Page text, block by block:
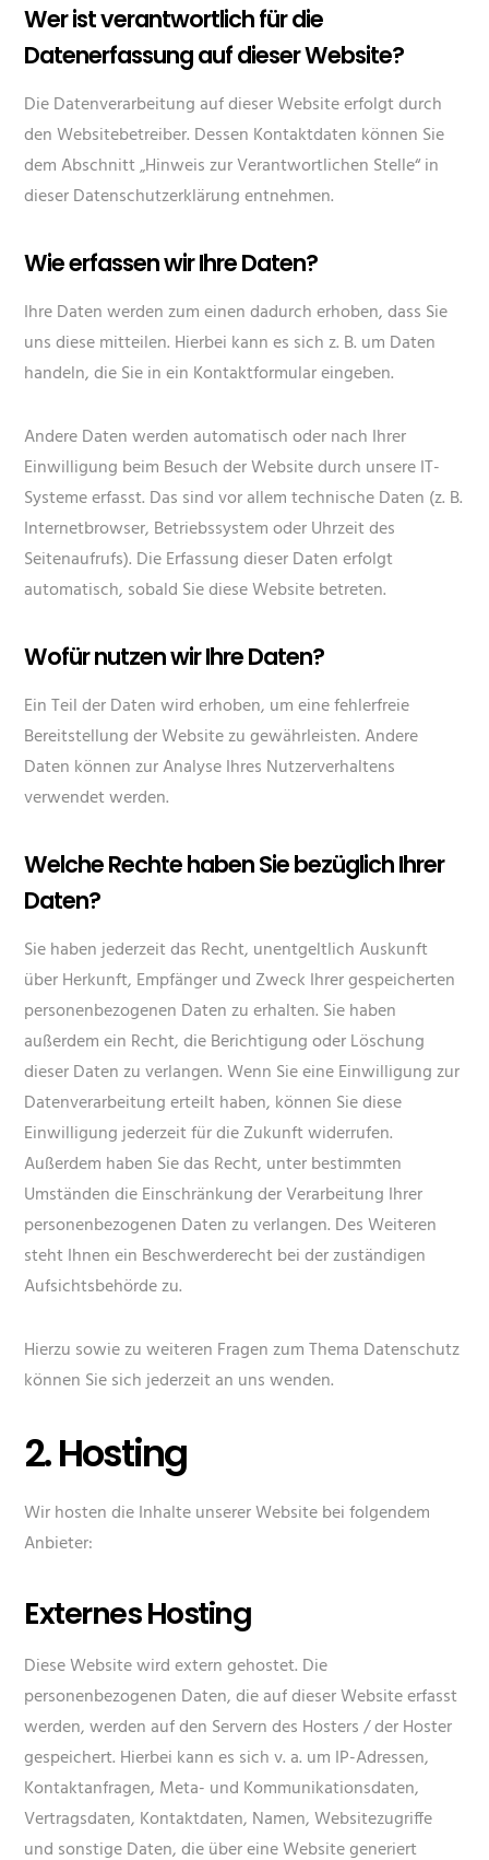
Wer ist verantwortlich für die
Datenerfassung auf dieser Website?
Die Datenverarbeitung auf dieser Website erfolgt durch
den Websitebetreiber. Dessen Kontaktdaten können Sie
dem Abschnitt „Hinweis zur Verantwortlichen Stelle“ in
dieser Datenschutzerklärung entnehmen.
Wie erfassen wir Ihre Daten?
Ihre Daten werden zum einen dadurch erhoben, dass Sie
uns diese mitteilen. Hierbei kann es sich z. B. um Daten
handeln, die Sie in ein Kontaktformular eingeben.
Andere Daten werden automatisch oder nach Ihrer
Einwilligung beim Besuch der Website durch unsere IT-
Systeme erfasst. Das sind vor allem technische Daten (z. B.
Internetbrowser, Betriebssystem oder Uhrzeit des
Seitenaufrufs). Die Erfassung dieser Daten erfolgt
automatisch, sobald Sie diese Website betreten.
Wofür nutzen wir Ihre Daten?
Ein Teil der Daten wird erhoben, um eine fehlerfreie
Bereitstellung der Website zu gewährleisten. Andere
Daten können zur Analyse Ihres Nutzerverhaltens
verwendet werden.
Welche Rechte haben Sie bezüglich Ihrer
Daten?
Sie haben jederzeit das Recht, unentgeltlich Auskunft
über Herkunft, Empfänger und Zweck Ihrer gespeicherten
personenbezogenen Daten zu erhalten. Sie haben
außerdem ein Recht, die Berichtigung oder Löschung
dieser Daten zu verlangen. Wenn Sie eine Einwilligung zur
Datenverarbeitung erteilt haben, können Sie diese
Einwilligung jederzeit für die Zukunft widerrufen.
Außerdem haben Sie das Recht, unter bestimmten
Umständen die Einschränkung der Verarbeitung Ihrer
personenbezogenen Daten zu verlangen. Des Weiteren
steht Ihnen ein Beschwerderecht bei der zuständigen
Aufsichtsbehörde zu.
Hierzu sowie zu weiteren Fragen zum Thema Datenschutz
können Sie sich jederzeit an uns wenden.
2. Hosting
Wir hosten die Inhalte unserer Website bei folgendem
Anbieter:
Externes Hosting
Diese Website wird extern gehostet. Die
personenbezogenen Daten, die auf dieser Website erfasst
werden, werden auf den Servern des Hosters / der Hoster
gespeichert. Hierbei kann es sich v. a. um IP-Adressen,
Kontaktanfragen, Meta- und Kommunikationsdaten,
Vertragsdaten, Kontaktdaten, Namen, Websitezugriffe
und sonstige Daten, die über eine Website generiert